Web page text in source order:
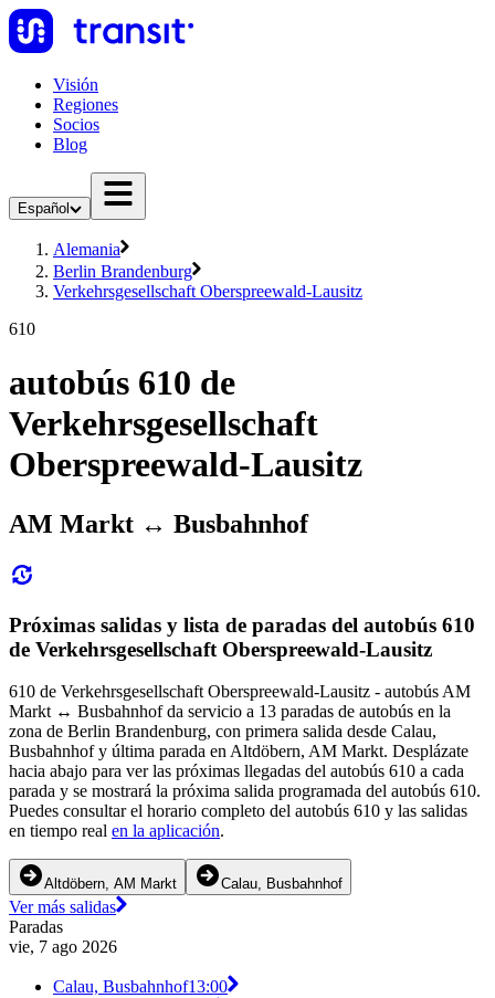
Visión
Regiones
Socios
Blog
Español
Alemania
Berlin Brandenburg
Verkehrsgesellschaft Oberspreewald-Lausitz
610
autobús 610 de
Verkehrsgesellschaft
Oberspreewald-Lausitz
AM Markt ↔︎ Busbahnhof
Próximas salidas y lista de paradas del autobús 610
de Verkehrsgesellschaft Oberspreewald-Lausitz
610 de Verkehrsgesellschaft Oberspreewald-Lausitz - autobús AM
Markt ↔︎ Busbahnhof da servicio a 13 paradas de autobús en la
zona de Berlin Brandenburg, con primera salida desde Calau,
Busbahnhof y última parada en Altdöbern, AM Markt. Desplázate
hacia abajo para ver las próximas llegadas del autobús 610 a cada
parada y se mostrará la próxima salida programada del autobús 610.
Puedes consultar el horario completo del autobús 610 y las salidas
en tiempo real en la aplicación.
Altdöbern, AM Markt Calau, Busbahnhof
Ver más salidas
Paradas
vie, 7 ago 2026
Calau, Busbahnhof13:00